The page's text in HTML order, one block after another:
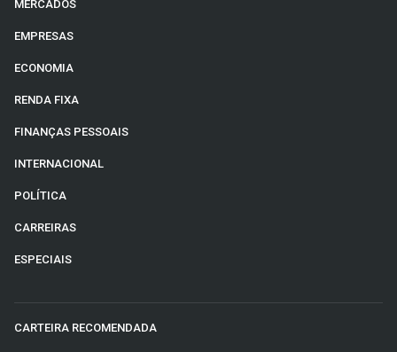
MERCADOS
EMPRESAS
ECONOMIA
RENDA FIXA
FINANÇAS PESSOAIS
INTERNACIONAL
POLÍTICA
CARREIRAS
ESPECIAIS
CARTEIRA RECOMENDADA